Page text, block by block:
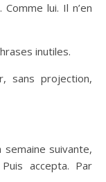
lui. Il n’en
inutiles.
sans projection,
suivante,
accepta. Par